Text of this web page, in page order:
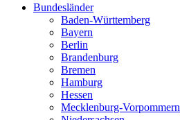
Bundesländer
Baden-Württemberg
Bayern
Berlin
Brandenburg
Bremen
Hamburg
Hessen
Mecklenburg-Vorpommern